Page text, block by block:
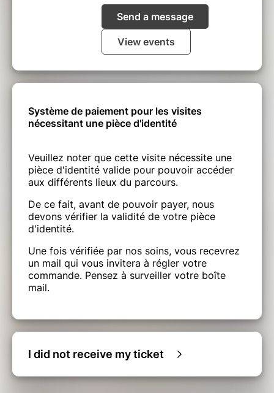
Send a message
View events
Système de paiement pour les visites
nécessitant une pièce d'identité
Veuillez noter que cette visite nécessite une
pièce d'identité valide pour pouvoir accéder
aux différents lieux du parcours.
De ce fait, avant de pouvoir payer, nous
devons vérifier la validité de votre pièce
d'identité.
Une fois vérifiée par nos soins, vous recevrez
un mail qui vous invitera à régler votre
commande. Pensez à surveiller votre boîte
mail.
I did not receive my ticket